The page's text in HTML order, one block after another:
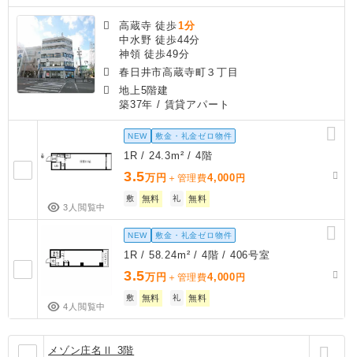
高蔵寺 徒歩1分
中水野 徒歩44分
神領 徒歩49分
春日井市高蔵寺町３丁目
地上5階建
築37年 / 賃貸アパート
3人閲覧中
NEW 敷金・礼金ゼロ物件
1R / 24.3m² / 4階
3.5万円 ＋管理費4,000 円
敷 無料 礼 無料
4人閲覧中
NEW 敷金・礼金ゼロ物件
1R / 58.24m² / 4階 / 406号室
3.5万円 ＋管理費4,000 円
敷 無料 礼 無料
メゾン庄名Ⅱ 3階